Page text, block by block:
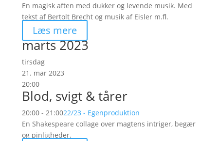
En magisk aften med dukker og levende musik. Med
tekst af Bertolt Brecht og musik af Eisler m.fl.
Læs mere
marts 2023
tirsdag
21. mar 2023
20:00
Blod, svigt & tårer
20:00 - 21:0022/23 - Egenproduktion
En Shakespeare collage over magtens intriger, begær
og pinligheder.